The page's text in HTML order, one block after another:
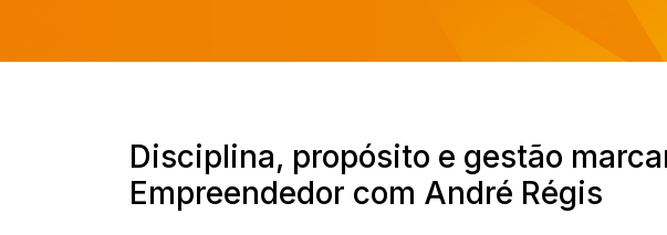
Disciplina, propósito e gestão
Empreendedor com André Régis